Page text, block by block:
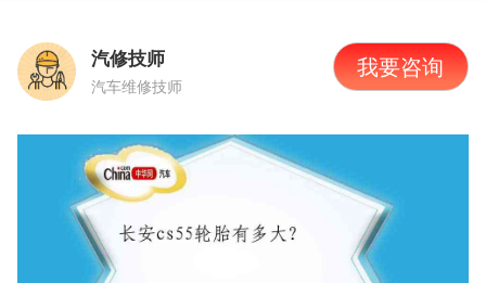
汽修技师
汽车维修技师
我要咨询